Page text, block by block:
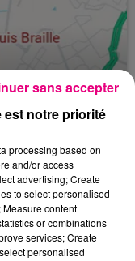
: des
à...
est notre priorité
processing based on
and/or access
advertising; Create
to select personalised
content
or combinations
services; Create
personalised
sans accepter